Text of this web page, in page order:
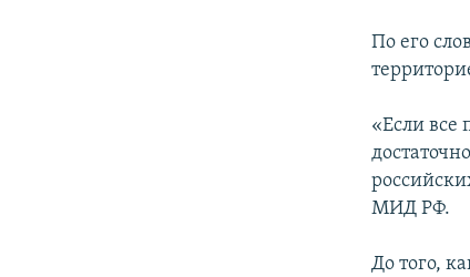
По его
«Если все
МИД РФ.
До того,